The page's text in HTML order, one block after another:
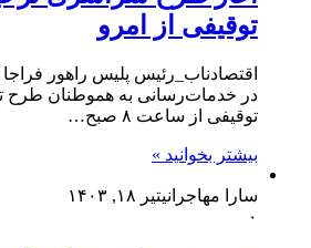
توقیفی از امرو
اقتصادناب_رئیس پلیس راهور
در خدمات‌رسانی به هموطنان طرح
توقیفی از ساعت ۸ صبح…
بیشتر بخوانید »
سارا مهاجرانیتیر ۱۸, ۱۴۰۳
۰